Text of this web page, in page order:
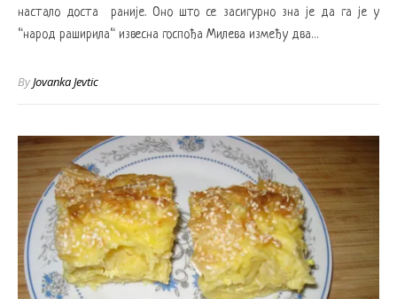
настало доста раније. Оно што се засигурно зна је да га је у
“народ раширила“ извесна госпођа Милева између два…
ByJovanka Jevtic